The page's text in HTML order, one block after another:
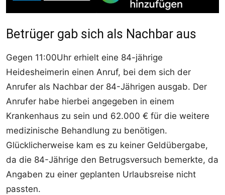
Betrüger gab sich als Nachbar aus
Gegen 11:00Uhr erhielt eine 84-jährige
Heidesheimerin einen Anruf, bei dem sich der
Anrufer als Nachbar der 84-Jährigen ausgab. Der
Anrufer habe hierbei angegeben in einem
Krankenhaus zu sein und 62.000 € für die weitere
medizinische Behandlung zu benötigen.
Glücklicherweise kam es zu keiner Geldübergabe,
da die 84-Jährige den Betrugsversuch bemerkte, da
Angaben zu einer geplanten Urlaubsreise nicht
passten.